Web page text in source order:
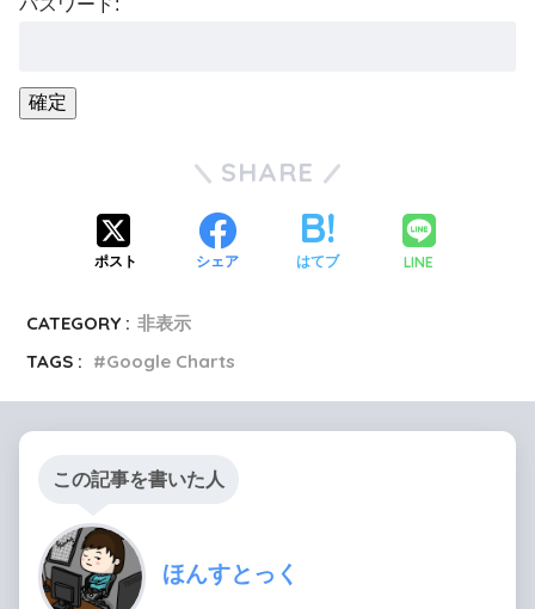
パスワード:
SHARE
ポスト シェア はてブ LINE
CATEGORY : 非表示
TAGS :
Google Charts
この記事を書いた人
ほんすとっく